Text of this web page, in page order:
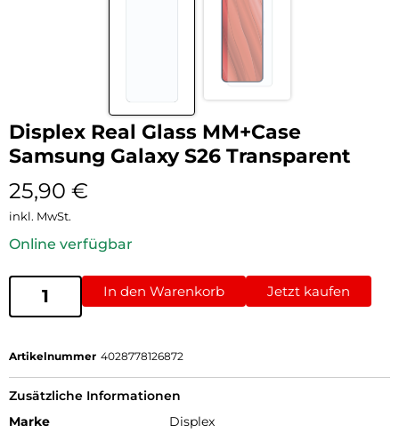
Displex Real Glass MM+Case
Samsung Galaxy S26 Transparent
25,90 €
inkl. MwSt.
Online verfügbar
In den Warenkorb Jetzt kaufen
Artikelnummer 4028778126872
Zusätzliche Informationen
Marke
Displex